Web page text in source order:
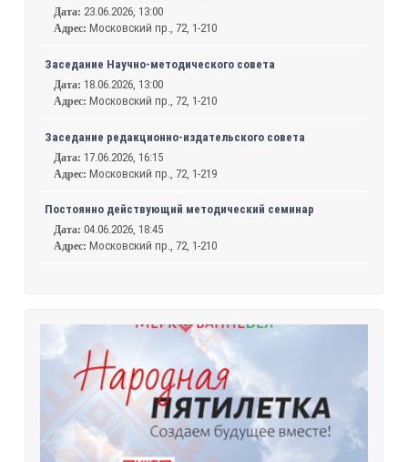
Дата: 23.06.2026, 13:00
Адрес: Московский пр., 72, 1-210
Заседание Научно-методического совета
Дата: 18.06.2026, 13:00
Адрес: Московский пр., 72, 1-210
Заседание редакционно-издательского совета
Дата: 17.06.2026, 16:15
Адрес: Московский пр., 72, 1-219
Постоянно действующий методический семинар
Дата:04.06.2026, 18:45
Адрес: Московский пр., 72, 1-210